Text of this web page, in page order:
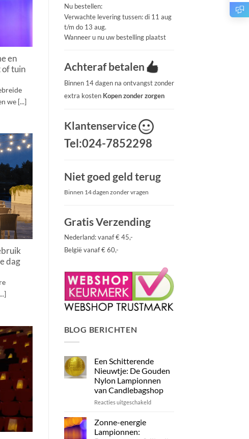
en
of tuin
we [...]
dag
Nu bestellen:
Verwachte levering tussen: di 11 aug
t/m do 13 aug.
Wanneer u nu uw bestelling plaatst
Achteraf betalen
Binnen 14 dagen na ontvangst zonder
extra kosten Kopen zonder zorgen
Klantenservice
Tel:024-7852298
Niet goed geld terug
Binnen 14 dagen zonder vragen
Gratis Verzending
Nederland: vanaf € 45,-
België vanaf € 60,-
BLOG BERICHTEN
Een Schitterende
Nieuwtje: De Gouden
Nylon Lampionnen
van Candlebagshop
Reacties uitgeschakeldvoor
Zonne-energie
Lampionnen: